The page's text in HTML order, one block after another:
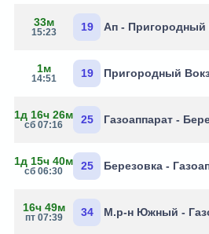
33м
15:23 19 Ап - Пригородный
1м
14:51 19 Пригородный
1д 16ч 26м
сб 07:16 25 Газоаппарат -
1д 15ч 40м
сб 06:30 25 Березовка -
16ч 49м
пт 07:39 34 М.р-н Южный -